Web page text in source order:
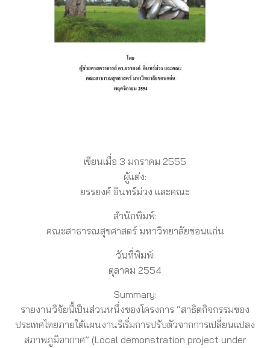
เขียนเมื่อ 3 มกราคม 2555
ผู้แต่ง:
ยรรยงค์ อินทร์ม่วง และคณะ
สำนักพิมพ์:
คณะสาธารณสุขศาสตร์ มหาวิทยาลัยขอนแก่น
วันที่พิมพ์:
ตุลาคม 2554
Summary:
รายงานวิจัยนี้เป็นส่วนหนึ่งของโครงการ “สาธิตกิจกรรมของ
ประเทศไทยภายใต้แผนงานริเริ่มการปรับตัวจากการเปลี่ยนแปลง
สภาพภูมิอากาศ” (Local demonstration project under